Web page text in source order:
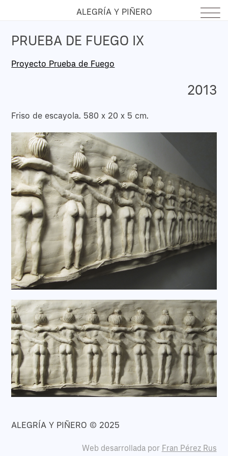
ALEGRÍA Y PIÑERO
PRUEBA DE FUEGO IX
Proyecto Prueba de Fuego
2013
Friso de escayola. 580 x 20 x 5 cm.
ALEGRÍA Y PIÑERO © 2025
Web desarrollada por Fran Pérez Rus